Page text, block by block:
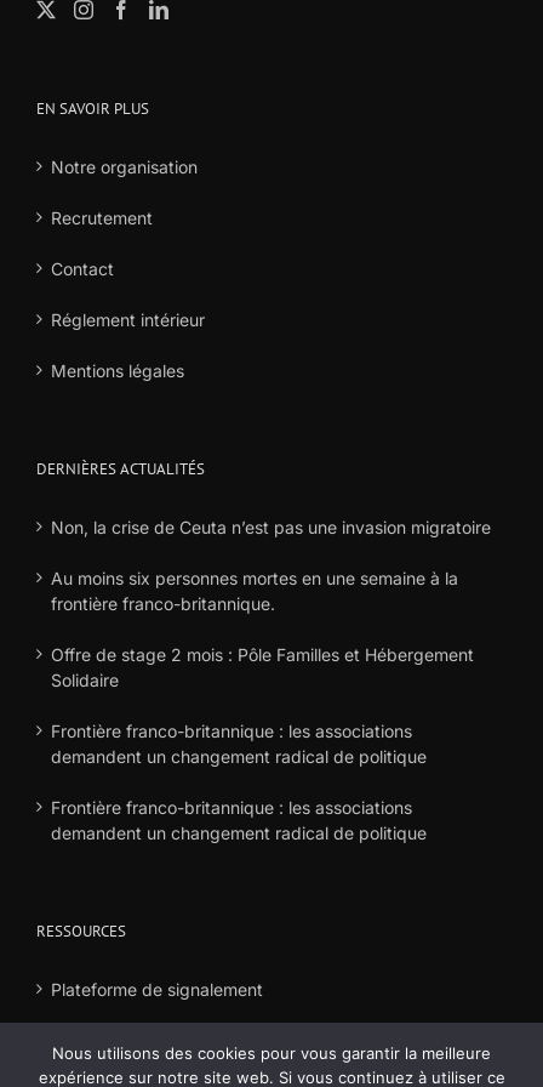
EN SAVOIR PLUS
Notre organisation
Recrutement
Contact
Réglement intérieur
Mentions légales
DERNIÈRES ACTUALITÉS
Non, la crise de Ceuta n’est pas une invasion migratoire
Au moins six personnes mortes en une semaine à la
frontière franco-britannique.
Offre de stage 2 mois : Pôle Familles et Hébergement
Solidaire
Frontière franco-britannique : les associations
demandent un changement radical de politique
Frontière franco-britannique : les associations
demandent un changement radical de politique
RESSOURCES
Plateforme de signalement
Nous utilisons des cookies pour vous garantir la meilleure
expérience sur notre site web. Si vous continuez à utiliser ce